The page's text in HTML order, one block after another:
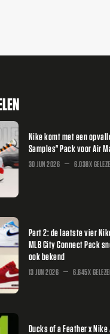
Nike komt met een
Samples" Pack voor Air
30 JUN 2026 6.038X
Part 2: de laatste vier
MLB City Connect Pack
ook bekend
13 JUN 2026 6.645X
Ducks of a Feather x Nike